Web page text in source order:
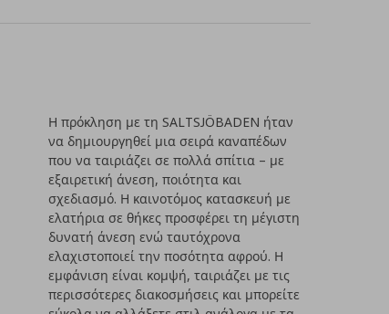
Η πρόκληση με τη SALTSJÖBADEN ήταν
να δημιουργηθεί μια σειρά καναπέδων
που να ταιριάζει σε πολλά σπίτια – με
εξαιρετική άνεση, ποιότητα και
σχεδιασμό. Η καινοτόμος κατασκευή με
ελατήρια σε θήκες προσφέρει τη μέγιστη
δυνατή άνεση ενώ ταυτόχρονα
ελαχιστοποιεί την ποσότητα αφρού. Η
εμφάνιση είναι κομψή, ταιριάζει με τις
περισσότερες διακοσμήσεις και μπορείτε